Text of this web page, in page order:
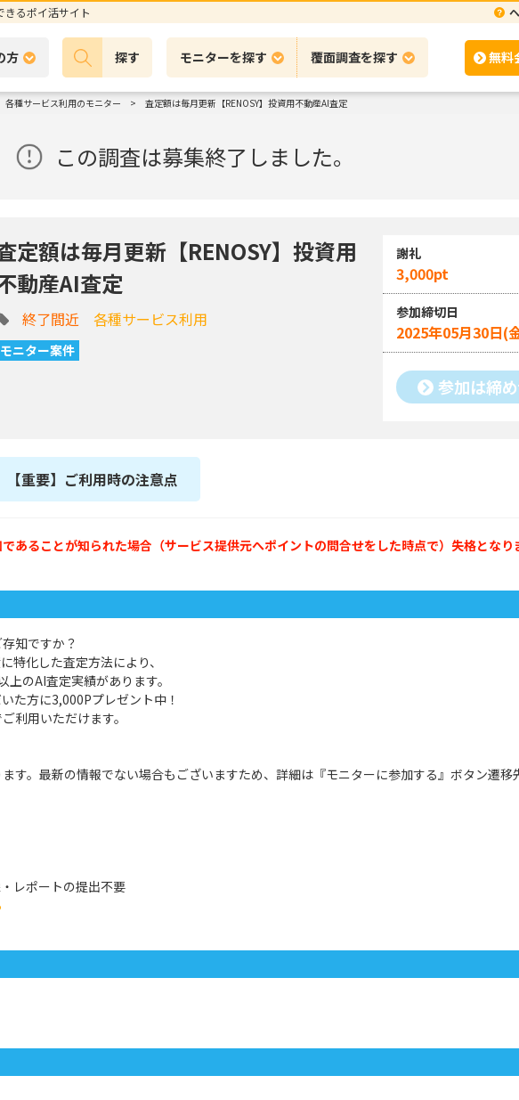
るポイ活サイト
方 探す モニターを探す 覆面調査を探す 無料
各種サービス利用のモニター 査定額は毎月更新【RENOSY】投資用不動産AI査定
この調査は募集終了しました。
定額は毎月更新【RENOSY】投資用
動産AI査定
終了間近 各種サービス利用
モニター案件
謝礼
3,000pt
参加締切日
2025年05月30日(
参加は締
【重要】ご利用時の注意点
あることが知られた場合（サービス提供元へポイントの問合せをした時点で）失格となり
知ですか？
特化した査定方法により、
のAI査定実績があります。
た方に3,000Pプレゼント中！
利用いただけます。
す。最新の情報でない場合もございますため、詳細は『モニターに参加する』ボタン遷移
レポートの提出不要